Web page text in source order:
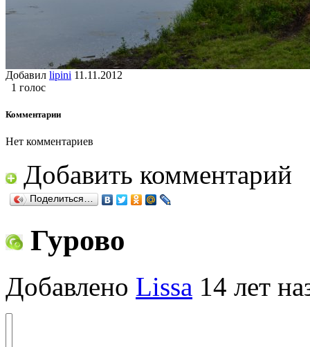
Добавил lipini 11.11.2012
1 голос
Комментарии
Нет комментариев
Добавить комментарий
Поделиться…
Гурово
Добавлено Lissa 14 лет